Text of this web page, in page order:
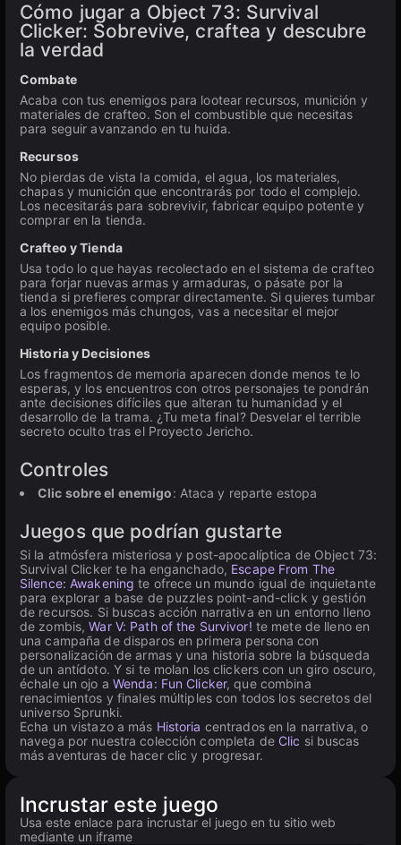
Cómo jugar a Object 73: Survival
Clicker: Sobrevive, craftea y descubre
la verdad
Combate
Acaba con tus enemigos para lootear recursos, munición y
materiales de crafteo. Son el combustible que necesitas
para seguir avanzando en tu huida.
Recursos
No pierdas de vista la comida, el agua, los materiales,
chapas y munición que encontrarás por todo el complejo.
Los necesitarás para sobrevivir, fabricar equipo potente y
comprar en la tienda.
Crafteo y Tienda
Usa todo lo que hayas recolectado en el sistema de crafteo
para forjar nuevas armas y armaduras, o pásate por la
tienda si prefieres comprar directamente. Si quieres tumbar
a los enemigos más chungos, vas a necesitar el mejor
equipo posible.
Historia y Decisiones
Los fragmentos de memoria aparecen donde menos te lo
esperas, y los encuentros con otros personajes te pondrán
ante decisiones difíciles que alteran tu humanidad y el
desarrollo de la trama. ¿Tu meta final? Desvelar el terrible
secreto oculto tras el Proyecto Jericho.
Controles
Clic sobre el enemigo: Ataca y reparte estopa
Juegos que podrían gustarte
Si la atmósfera misteriosa y post-apocalíptica de Object 73:
Survival Clicker te ha enganchado, Escape From The
Silence: Awakening te ofrece un mundo igual de inquietante
para explorar a base de puzzles point-and-click y gestión
de recursos. Si buscas acción narrativa en un entorno lleno
de zombis,War V: Path of the Survivor! te mete de lleno en
una campaña de disparos en primera persona con
personalización de armas y una historia sobre la búsqueda
de un antídoto. Y si te molan los clickers con un giro oscuro,
échale un ojo a Wenda: Fun Clicker, que combina
renacimientos y finales múltiples con todos los secretos del
universo Sprunki.
Echa un vistazo a más Historia centrados en la narrativa, o
navega por nuestra colección completa de Clic si buscas
más aventuras de hacer clic y progresar.
Incrustar este juego
Usa este enlace para incrustar el juego en tu sitio web
mediante un iframe